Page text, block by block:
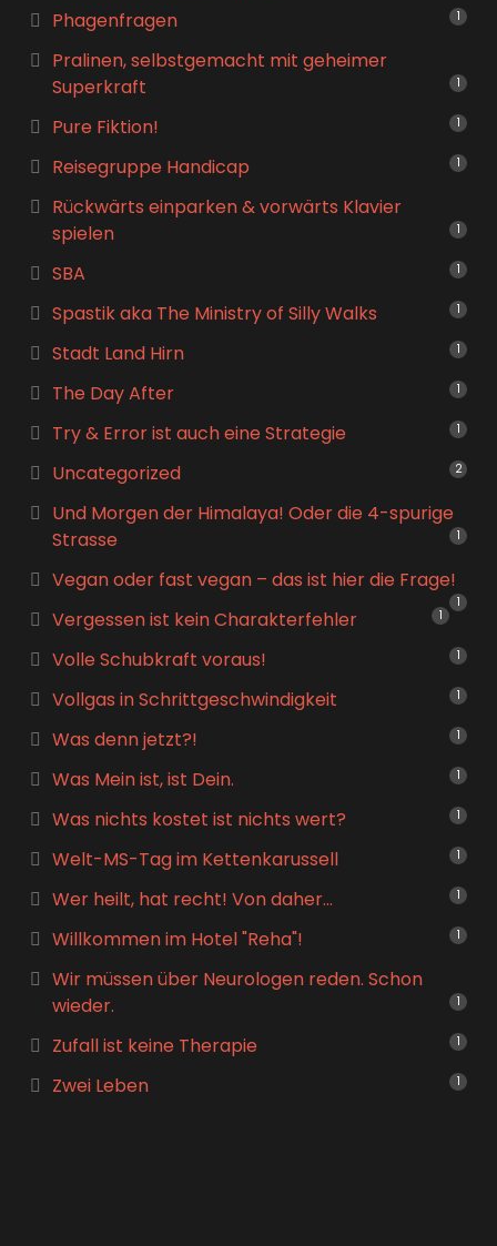
Phagenfragen 1
Pralinen, selbstgemacht mit geheimer
Superkraft
1
Pure Fiktion! 1
Reisegruppe Handicap 1
Rückwärts einparken & vorwärts Klavier
spielen
1
SBA 1
Spastik aka The Ministry of Silly Walks 1
Stadt Land Hirn 1
The Day After 1
Try & Error ist auch eine Strategie 1
Uncategorized 2
Und Morgen der Himalaya! Oder die 4-spurige
Strasse
1
Vegan oder fast vegan – das ist hier die Frage!
1
Vergessen ist kein Charakterfehler 1
Volle Schubkraft voraus! 1
Vollgas in Schrittgeschwindigkeit 1
Was denn jetzt?! 1
Was Mein ist, ist Dein. 1
Was nichts kostet ist nichts wert? 1
Welt-MS-Tag im Kettenkarussell 1
Wer heilt, hat recht! Von daher… 1
Willkommen im Hotel "Reha"! 1
Wir müssen über Neurologen reden. Schon
wieder.
1
Zufall ist keine Therapie 1
Zwei Leben 1